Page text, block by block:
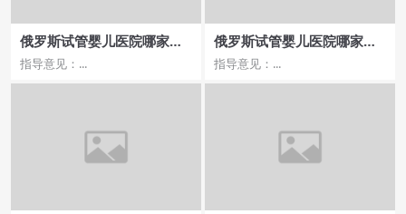
俄罗斯试管婴儿医院哪家
好，费用明细大揭秘
指导意见：...
俄罗斯试管婴儿医院哪家成
功率高？费用与排名解读
指导意见：...